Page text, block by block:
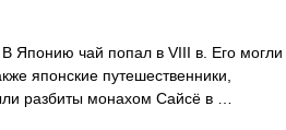
Японию чай попал в VIII в. Его могли
японские путешественники,
разбиты монахом Сайсё в …